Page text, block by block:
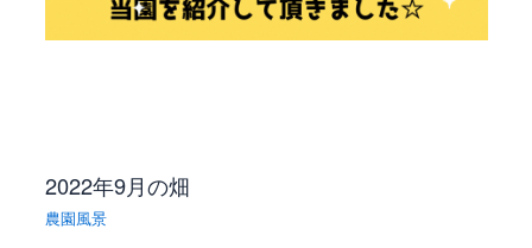
2022年9月の畑
農園風景